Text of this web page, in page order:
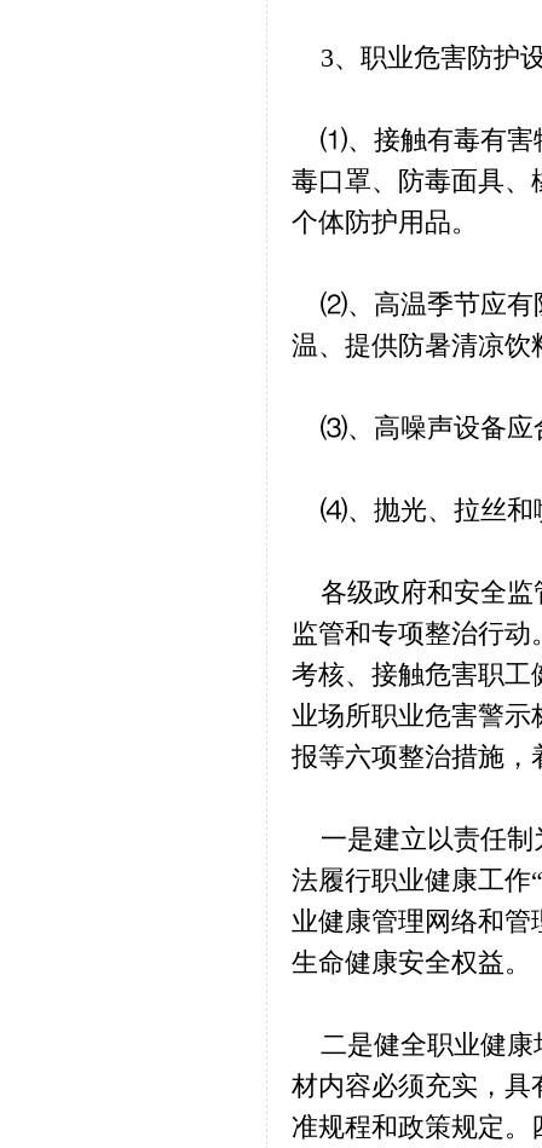
3、职业危害防护
⑴、接触有毒有害
毒口罩、防毒面具、
个体防护用品。
⑵、高温季节应有
温、提供防暑清凉饮
⑶、高噪声设备应
⑷、抛光、拉丝和
各级政府和安全监
监管和专项整治行
考核、接触危害职工
业场所职业危害警
报等六项整治措施，
一是建立以责任制
法履行职业健康工作
业健康管理网络和
生命健康安全权益。
二是健全职业健康
材内容必须充实，具
准规程和政策规定